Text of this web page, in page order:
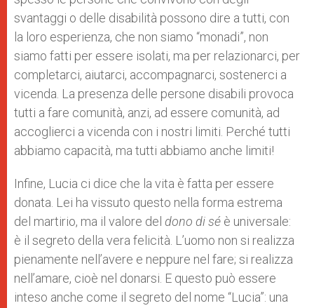
svantaggi o delle disabilità possono dire a tutti, con
la loro esperienza, che non siamo “monadi”, non
siamo fatti per essere isolati, ma per relazionarci, per
completarci, aiutarci, accompagnarci, sostenerci a
vicenda. La presenza delle persone disabili provoca
tutti a fare comunità, anzi, ad essere comunità, ad
accoglierci a vicenda con i nostri limiti. Perché tutti
abbiamo capacità, ma tutti abbiamo anche limiti!
Infine, Lucia ci dice che la vita è fatta per essere
donata. Lei ha vissuto questo nella forma estrema
del martirio, ma il valore del dono di sé è universale:
è il segreto della vera felicità. L’uomo non si realizza
pienamente nell’avere e neppure nel fare; si realizza
nell’amare, cioè nel donarsi. E questo può essere
inteso anche come il segreto del nome “Lucia”: una